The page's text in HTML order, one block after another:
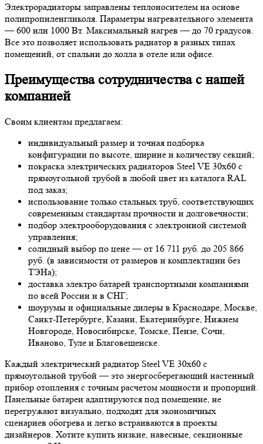
Электрорадиаторы заправлены теплоносителем на основе
полипропиленгликоля. Параметры нагревательного элемента
— 600 или 1000 Вт. Максимальный нагрев — до 70 градусов.
Все это позволяет использовать радиатор в разных типах
помещений, от спальни до холла в отеле или офисе.
Преимущества сотрудничества с нашей
компанией
Своим клиентам предлагаем:
индивидуальный размер и точная подборка
конфигурации по высоте, ширине и количеству секций;
покраска электрических радиаторов Steel VE 30х60 с
прямоугольной трубой в любой цвет из каталога RAL
под заказ;
использование только стальных труб, соответствующих
современным стандартам прочности и долговечности;
подбор электрооборудования с электронной системой
управления;
солидный выбор по цене — от 16 711 руб. до 205 866
руб. (в зависимости от размеров и комплектации без
ТЭНа);
доставка электро батарей транспортными компаниями
по всей России и в СНГ;
шоурумы и официальные дилеры в Краснодаре, Москве,
Санкт-Петербурге, Казани, Екатеринбурге, Нижнем
Новгороде, Новосибирске, Томске, Пензе, Сочи,
Иваново, Туле и Благовещенске.
Каждый электрический радиатор Steel VE 30х60 с
прямоугольной трубой — это энергосберегающий настенный
прибор отопления с точным расчетом мощности и пропорций.
Панельные батареи адаптируются под помещение, не
перегружают визуально, подходят для экономичных
сценариев обогрева и легко встраиваются в проекты
дизайнеров. Хотите купить низкие, навесные, секционные